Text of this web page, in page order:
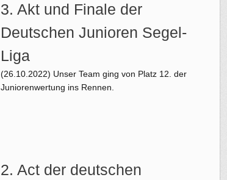
3. Akt und Finale der
Deutschen Junioren Segel-
Liga
(26.10.2022) Unser Team ging von Platz 12. der
Juniorenwertung ins Rennen.
2. Act der deutschen